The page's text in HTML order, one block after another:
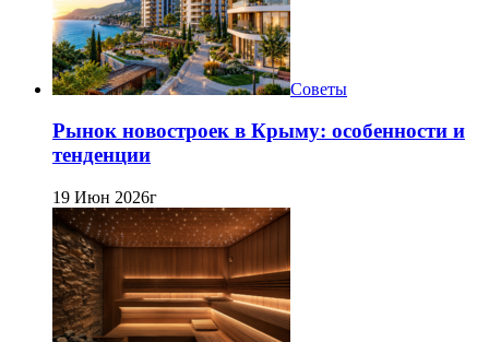
Советы
Рынок новостроек в Крыму: особенности и
тенденции
19 Июн 2026г